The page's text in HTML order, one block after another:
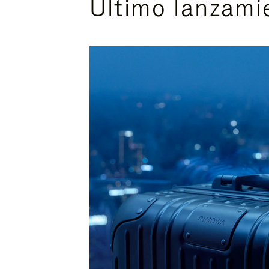
Último